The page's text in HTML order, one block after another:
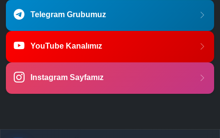
Telegram Grubumuz
YouTube Kanalımız
Instagram Sayfamız